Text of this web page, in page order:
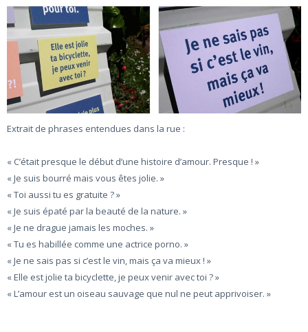
Extrait de phrases entendues dans la rue :
« C’était presque le début d’une histoire d’amour. Presque ! »
« Je suis bourré mais vous êtes jolie. »
«Toi aussi tu es gratuite ? »
« Je suis épaté par la beauté de la nature. »
« Je ne drague jamais les moches. »
« Tu es habillée comme une actrice porno. »
« Je ne sais pas si c’est le vin, mais ça va mieux ! »
« Elle est jolie ta bicyclette, je peux venir avec toi ? »
« L’amour est un oiseau sauvage que nul ne peut apprivoiser. »